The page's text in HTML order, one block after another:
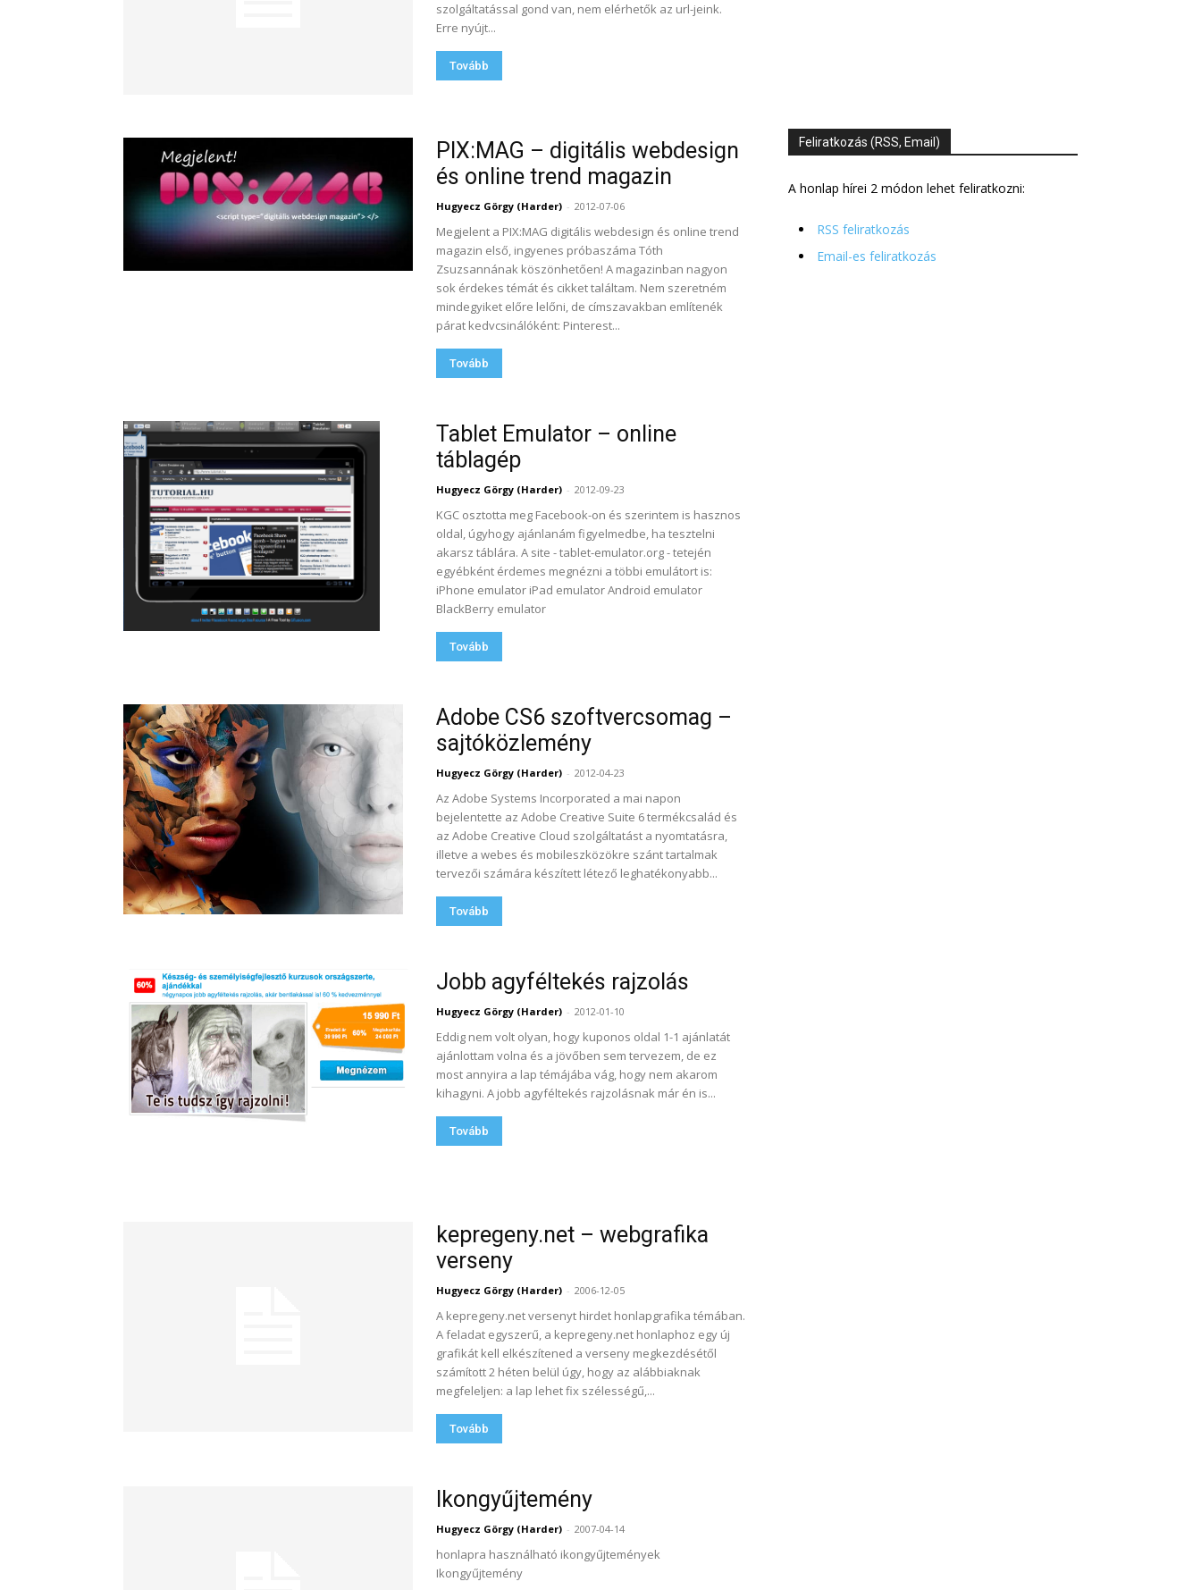
szolgáltatással gond van, nem elérhetők az url-jeink.
Erre nyújt...
Tovább
PIX:MAG – digitális webdesign
és online trend magazin
Hugyecz Görgy (Harder) - 2012-07-06
Megjelent a PIX:MAG digitális webdesign és online trend
magazin első, ingyenes próbaszáma Tóth
Zsuzsannának köszönhetően! A magazinban nagyon
sok érdekes témát és cikket találtam. Nem szeretném
mindegyiket előre lelőni, de címszavakban említenék
párat kedvcsinálóként: Pinterest...
Tovább
Tablet Emulator – online
táblagép
Hugyecz Görgy (Harder) - 2012-09-23
KGC osztotta meg Facebook-on és szerintem is hasznos
oldal, úgyhogy ajánlanám figyelmedbe, ha tesztelni
akarsz táblára. A site - tablet-emulator.org - tetején
egyébként érdemes megnézni a többi emulátort is:
iPhone emulator iPad emulator Android emulator
BlackBerry emulator
Tovább
Adobe CS6 szoftvercsomag –
sajtóközlemény
Hugyecz Görgy (Harder) - 2012-04-23
Az Adobe Systems Incorporated a mai napon
bejelentette az Adobe Creative Suite 6 termékcsalád és
az Adobe Creative Cloud szolgáltatást a nyomtatásra,
illetve a webes és mobileszközökre szánt tartalmak
tervezői számára készített létező leghatékonyabb...
Tovább
Jobb agyféltekés rajzolás
Hugyecz Görgy (Harder) - 2012-01-10
Eddig nem volt olyan, hogy kuponos oldal 1-1 ajánlatát
ajánlottam volna és a jövőben sem tervezem, de ez
most annyira a lap témájába vág, hogy nem akarom
kihagyni. A jobb agyféltekés rajzolásnak már én is...
Tovább
kepregeny.net – webgrafika
verseny
Hugyecz Görgy (Harder) - 2006-12-05
A kepregeny.net versenyt hirdet honlapgrafika témában.
A feladat egyszerű, a kepregeny.net honlaphoz egy új
grafikát kell elkészítened a verseny megkezdésétől
számított 2 héten belül úgy, hogy az alábbiaknak
megfeleljen: a lap lehet fix szélességű,...
Tovább
Ikongyűjtemény
Hugyecz Görgy (Harder) - 2007-04-14
honlapra használható ikongyűjtemények
Ikongyűjtemény
Feliratkozás (RSS, Email)
A honlap hírei 2 módon lehet feliratkozni:
RSS feliratkozás
Email-es feliratkozás